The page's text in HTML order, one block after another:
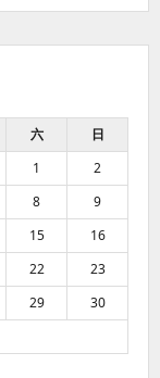
六
日
1
2
8
9
15
16
22
23
29
30